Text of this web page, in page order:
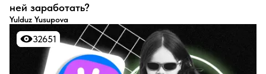
ней заработать?
Yulduz Yusupova
32651
32651